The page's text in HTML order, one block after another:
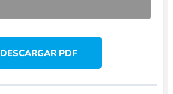
DESCARGAR PDF